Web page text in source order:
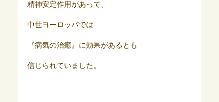
精神安定作用があって、
中世ヨーロッパでは
『病気の治癒』に効果があるとも
信じられていました。